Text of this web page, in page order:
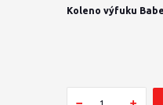
Koleno výfuku